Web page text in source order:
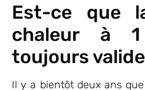
Est-ce que
chaleur à
toujours
Il y a bientôt deux ans